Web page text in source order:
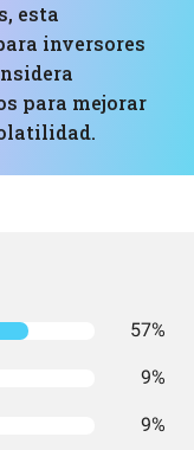
esta
inversores
para mejorar
57%
9%
9%